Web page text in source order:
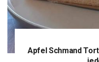
Apfel Schmand